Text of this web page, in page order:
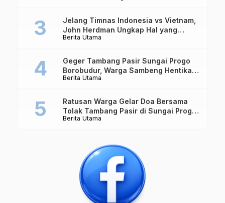
Berita Utama
Jelang Timnas Indonesia vs Vietnam,
John Herdman Ungkap Hal yang
Dipertaruhkan
Berita Utama
Geger Tambang Pasir Sungai Progo
Borobudur, Warga Sambeng Hentikan
Alat Berat dan Usir Truk
Berita Utama
Ratusan Warga Gelar Doa Bersama
Tolak Tambang Pasir di Sungai Progo
Borobudur